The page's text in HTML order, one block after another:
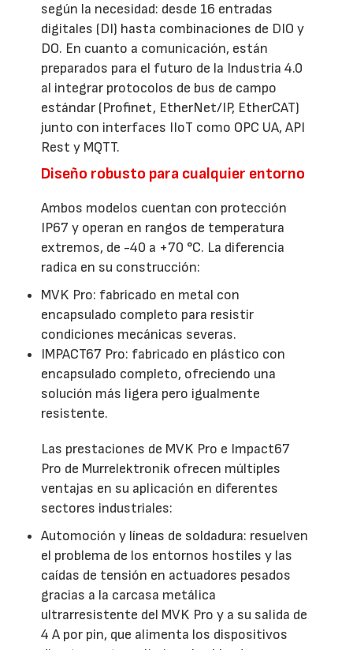
según la necesidad: desde 16 entradas
digitales (DI) hasta combinaciones de DIO y
DO. En cuanto a comunicación, están
preparados para el futuro de la Industria 4.0
al integrar protocolos de bus de campo
estándar (Profinet, EtherNet/IP, EtherCAT)
junto con interfaces IIoT como OPC UA, API
Rest y MQTT.
Diseño robusto para cualquier entorno
Ambos modelos cuentan con protección
IP67 y operan en rangos de temperatura
extremos, de -40 a +70 °C. La diferencia
radica en su construcción:
MVK Pro: fabricado en metal con
encapsulado completo para resistir
condiciones mecánicas severas.
IMPACT67 Pro: fabricado en plástico con
encapsulado completo, ofreciendo una
solución más ligera pero igualmente
resistente.
Las prestaciones de MVK Pro e Impact67
Pro de Murrelektronik ofrecen múltiples
ventajas en su aplicación en diferentes
sectores industriales:
Automoción y líneas de soldadura: resuelven
el problema de los entornos hostiles y las
caídas de tensión en actuadores pesados
gracias a la carcasa metálica
ultrarresistente del MVK Pro y a su salida de
4 A por pin, que alimenta los dispositivos